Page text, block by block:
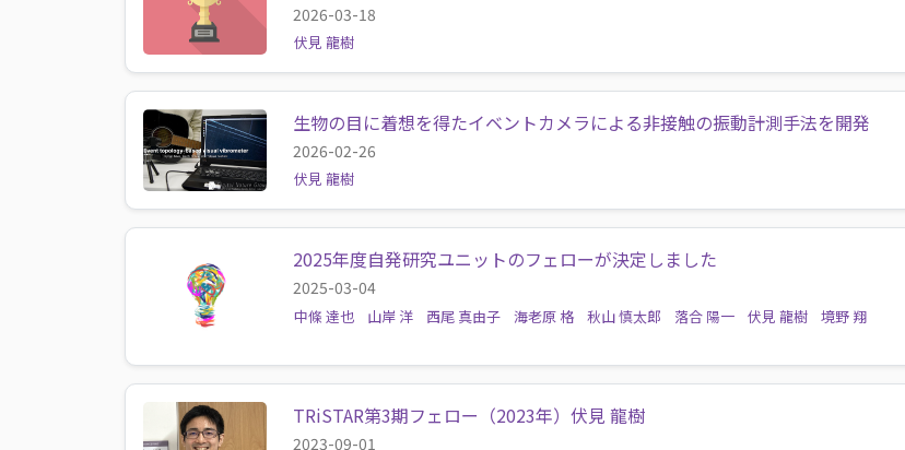
2026-03-18
伏見 龍樹
生物の目に着想を得たイベントカメラによる非接触の振動計測手法を開発
2026-02-26
伏見 龍樹
2025年度自発研究ユニットのフェローが決定しました
2025-03-04
中條 達也 山岸 洋 西尾 真由子 海老原 格 秋山 慎太郎 落合 陽一 伏見 龍樹 境野 翔
TRiSTAR第3期フェロー（2023年）伏見 龍樹
2023-09-01